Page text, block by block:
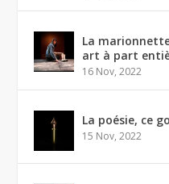
La
art à part
16 Nov, 2022
La poésie, ce
15 Nov, 2022